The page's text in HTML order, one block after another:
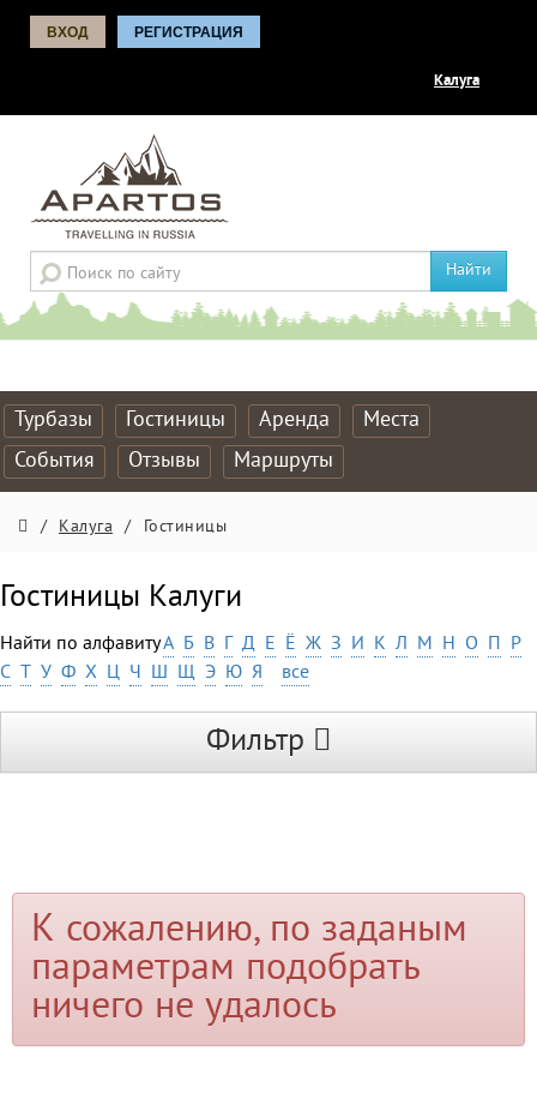
ВХОД РЕГИСТРАЦИЯ
Калуга
Найти
Турбазы Гостиницы Аренда
Места
События
Отзывы Маршруты
/ Калуга / Гостиницы
Гостиницы Калуги
Найти по алфавитуА Б В Г Д Е Ё Ж З И К Л М Н О П Р
С Т У Ф Х Ц Ч Ш Щ Э Ю Я все
Фильтр
К сожалению, по заданым
параметрам подобрать
ничего не удалось